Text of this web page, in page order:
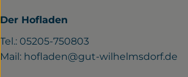
Der Hofladen
Tel.: 05205-750803
Mail: hofladen@gut-wilhelmsdorf.de